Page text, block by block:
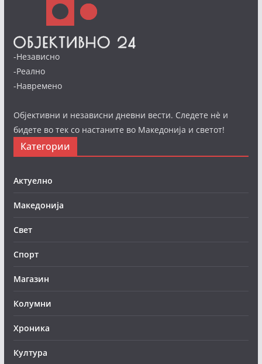
-Независно
-Реално
-Навремено
Објективни и независни дневни вести. Следете нè и
бидете во тек со настаните во Македонија и светот!
Категории
Актуелно
Македонија
Свет
Спорт
Магазин
Колумни
Хроника
Култура